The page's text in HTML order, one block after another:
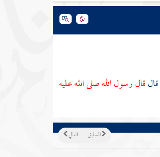
قالقال رسول الله صلى الله عليه
التالي السابق